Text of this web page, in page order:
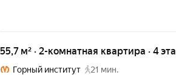
55,7 м² · 2-комнатная квартира · 4
Горный институт
21 мин.